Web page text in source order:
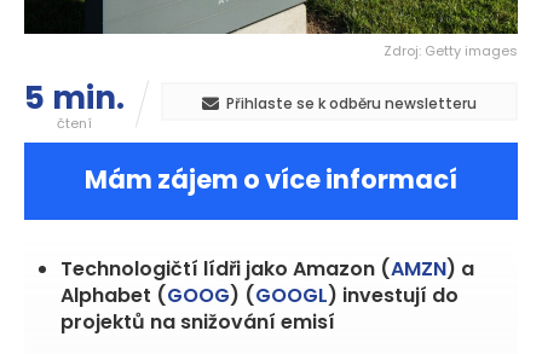
Zdroj: Getty images
5 min.
čtení
Přihlaste se k odběru newsletteru
Mám zájem o více informací
Technologičtí lídři jako Amazon (AMZN) a
Alphabet (GOOG) (GOOGL) investují do
projektů na snižování emisí